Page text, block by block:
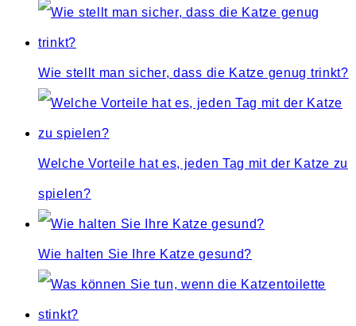
Wie stellt man sicher, dass die Katze genug trinkt?
Welche Vorteile hat es, jeden Tag mit der Katze zu
spielen?
Wie halten Sie Ihre Katze gesund?